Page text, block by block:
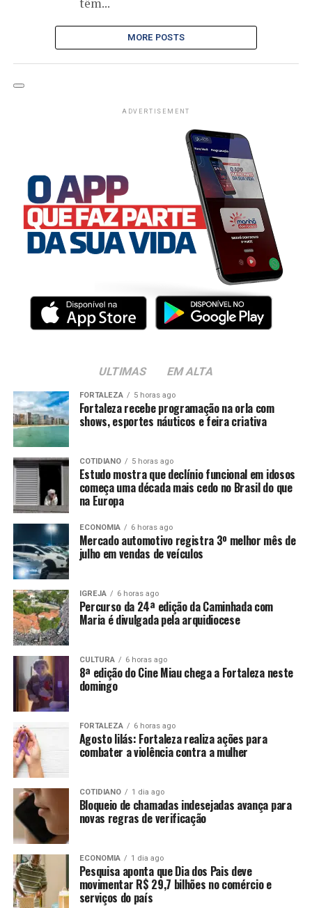
MORE POSTS
ADVERTISEMENT
ULTIMAS EM ALTA
FORTALEZA 5 horas ago
Fortaleza recebe programação na orla com
shows, esportes náuticos e feira criativa
COTIDIANO 5 horas ago
Estudo mostra que declínio funcional em idosos
começa uma década mais cedo no Brasil do que
na Europa
ECONOMIA 6 horas ago
Mercado automotivo registra 3º melhor mês de
julho em vendas de veículos
IGREJA 6 horas ago
Percurso da 24ª edição da Caminhada com
Maria é divulgada pela arquidiocese
CULTURA 6 horas ago
8ª edição do Cine Miau chega a Fortaleza neste
domingo
FORTALEZA 6 horas ago
Agosto lilás: Fortaleza realiza ações para
combater a violência contra a mulher
COTIDIANO 1 dia ago
Bloqueio de chamadas indesejadas avança para
novas regras de verificação
ECONOMIA 1 dia ago
Pesquisa aponta que Dia dos Pais deve
movimentar R$ 29,7 bilhões no comércio e
serviços do país